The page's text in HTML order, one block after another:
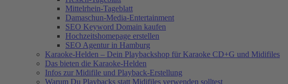
Mittelrhein-Tageblatt
Damaschun-Media-Entertainment
SEO Keyword Domain kaufen
Hochzeitshomepage erstellen
SEO Agentur in Hamburg
Karaoke-Helden – Dein Playbackshop für Karaoke CD+G und Midifiles
Das bieten die Karaoke-Helden
Infos zur Midifile und Playback-Erstellung
Warum Du Playbacks statt Midifiles verwenden solltest